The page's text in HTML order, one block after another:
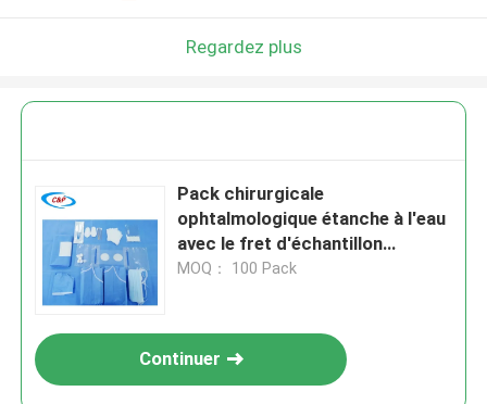
Regardez plus
Pack chirurgicale
ophtalmologique étanche à l'eau
avec le fret d'échantillon
collecté
MOQ： 100 Pack
Continuer